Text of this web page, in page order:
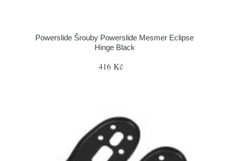
Powerslide Šrouby Powerslide Mesmer Eclipse
Hinge Black
416 Kč